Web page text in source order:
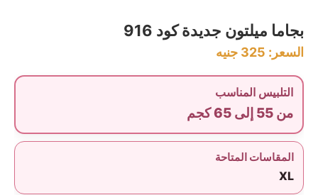
بجاما ميلتون جديدة كود 916
السعر: 325 جنيه
التلبيس المناسب
من 55 إلى 65 كجم
المقاسات المتاحة
XL